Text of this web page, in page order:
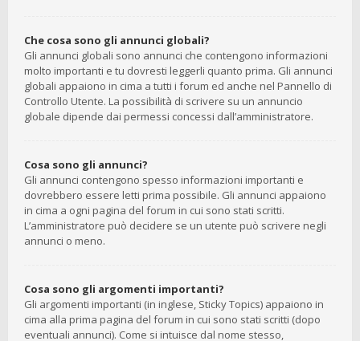
Che cosa sono gli annunci globali?
Gli annunci globali sono annunci che contengono informazioni
molto importanti e tu dovresti leggerli quanto prima. Gli annunci
globali appaiono in cima a tutti i forum ed anche nel Pannello di
Controllo Utente. La possibilità di scrivere su un annuncio
globale dipende dai permessi concessi dall’amministratore.
Cosa sono gli annunci?
Gli annunci contengono spesso informazioni importanti e
dovrebbero essere letti prima possibile. Gli annunci appaiono
in cima a ogni pagina del forum in cui sono stati scritti.
L’amministratore può decidere se un utente può scrivere negli
annunci o meno.
Cosa sono gli argomenti importanti?
Gli argomenti importanti (in inglese, Sticky Topics) appaiono in
cima alla prima pagina del forum in cui sono stati scritti (dopo
eventuali annunci). Come si intuisce dal nome stesso,